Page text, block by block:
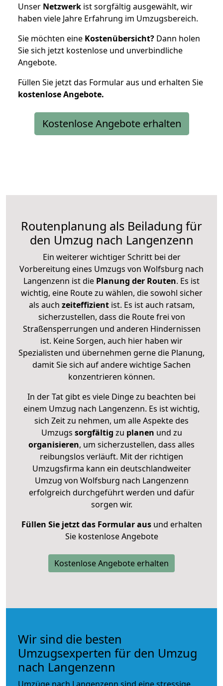
Unser Netzwerk ist sorgfältig ausgewählt, wir
haben viele Jahre Erfahrung im Umzugsbereich.
Sie möchten eine Kostenübersicht? Dann holen
Sie sich jetzt kostenlose und unverbindliche
Angebote.
Füllen Sie jetzt das Formular aus und erhalten Sie
kostenloseAngebote.
Kostenlose Angebote erhalten
Routenplanung als Beiladung für
den Umzug nach Langenzenn
Ein weiterer wichtiger Schritt bei der
Vorbereitung eines Umzugs von Wolfsburg nach
Langenzenn ist die Planung der Routen. Es ist
wichtig, eine Route zu wählen, die sowohl sicher
als auch zeiteffizientist. Es ist auch ratsam,
sicherzustellen, dass die Route frei von
Straßensperrungen und anderen Hindernissen
ist. Keine Sorgen, auch hier haben wir
Spezialisten und übernehmen gerne die Planung,
damit Sie sich auf andere wichtige Sachen
konzentrieren können.
In der Tat gibt es viele Dinge zu beachten bei
einem Umzug nach Langenzenn. Es ist wichtig,
sich Zeit zu nehmen, um alle Aspekte des
Umzugs sorgfältig zu planen und zu
organisieren, um sicherzustellen, dass alles
reibungslos verläuft. Mit der richtigen
Umzugsfirma kann ein deutschlandweiter
Umzug von Wolfsburg nach Langenzenn
erfolgreich durchgeführt werden und dafür
sorgen wir.
Füllen Sie jetzt das Formular ausund erhalten
Sie kostenlose Angebote
Kostenlose Angebote erhalten
Wir sind die besten
Umzugsexperten für den Umzug
nach Langenzenn